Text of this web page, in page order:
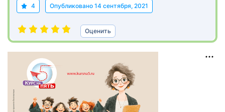
4 Опубликовано 14 сентября, 2021
Оценить